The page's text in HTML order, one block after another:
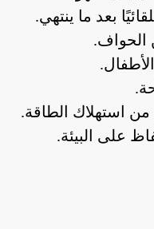
إصلاحات
بعد ما ينتهي.
الحواف.
استهلاك الطاقة.
على البيئة.